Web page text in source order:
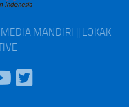
MANDIRI || LOKAK